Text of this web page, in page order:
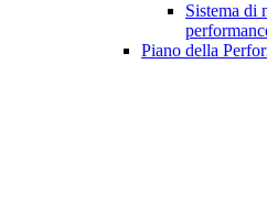
Sistema di
Piano della